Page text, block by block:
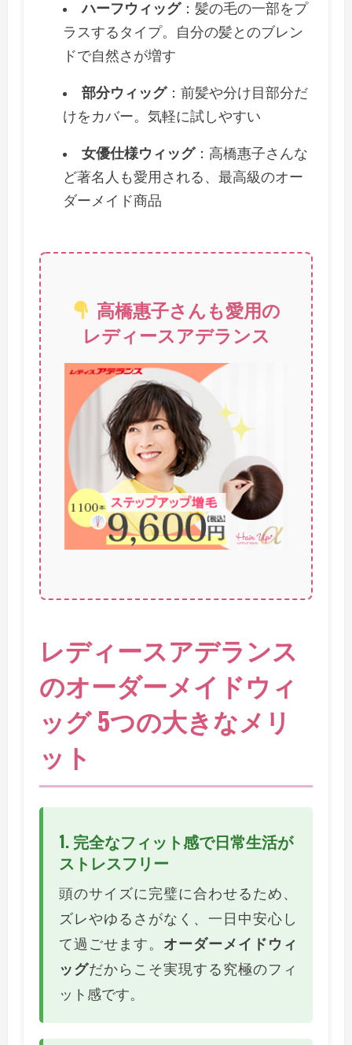
ハーフウィッグ：髪の毛の一部をプ
ラスするタイプ。自分の髪とのブレン
ドで自然さが増す
部分ウィッグ：前髪や分け目部分だ
けをカバー。気軽に試しやすい
女優仕様ウィッグ：高橋惠子さんな
ど著名人も愛用される、最高級のオー
ダーメイド商品
高橋惠子さんも愛用の
レディースアデランス
レディースアデランス
のオーダーメイドウィ
ッグ 5つの大きなメリ
ット
1. 完全なフィット感で日常生活が
ストレスフリー
頭のサイズに完璧に合わせるため、
ズレやゆるさがなく、一日中安心し
て過ごせます。 オーダーメイドウィ
ッグだからこそ実現する究極のフィ
ット感です。